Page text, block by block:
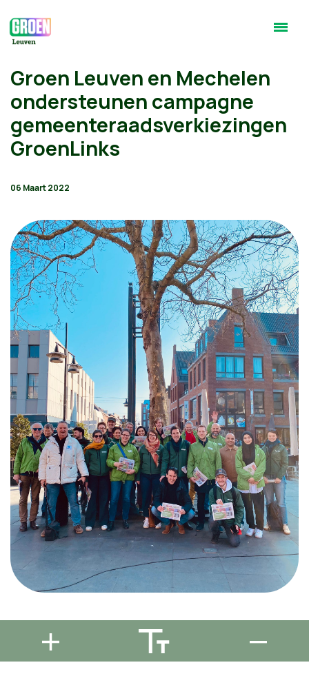
Groen Leuven en Mechelen
ondersteunen campagne
gemeenteraadsverkiezingen
GroenLinks
06 Maart 2022